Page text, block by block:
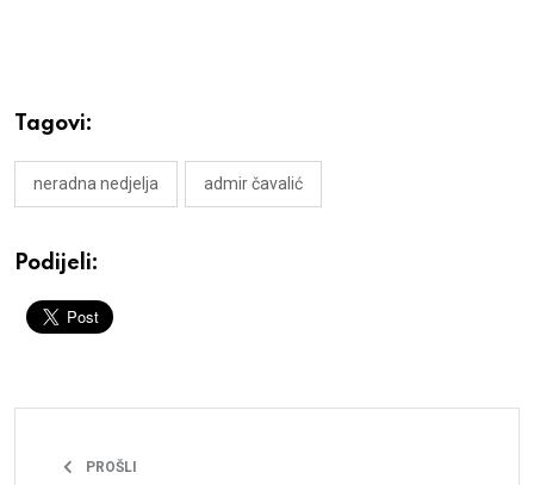
Tagovi:
neradna nedjelja admir čavalić
Podijeli:
PROŠLI